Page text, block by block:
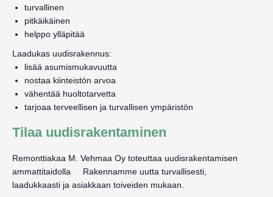
turvallinen
pitkäikäinen
helppo ylläpitää
Laadukas uudisrakennus:
lisää asumismukavuutta
nostaa kiinteistön arvoa
vähentää huoltotarvetta
tarjoaa terveellisen ja turvallisen ympäristön
Tilaa uudisrakentaminen
Remonttiakaa M. Vehmaa Oy toteuttaa uudisrakentamisen
ammattitaidolla Rakennamme uutta turvallisesti,
laadukkaasti ja asiakkaan toiveiden mukaan.